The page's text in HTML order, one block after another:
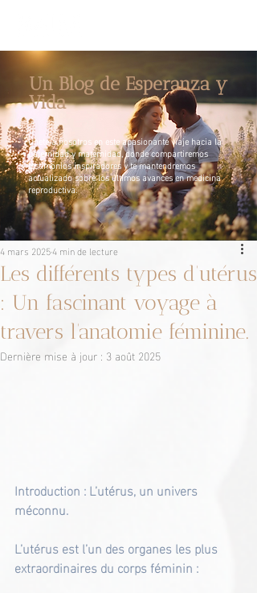
Un Blog de Esperanza y
Vida
Únete a nosotros en este apasionante viaje hacia la
paternidad y maternidad, donde compartiremos
testimonios inspiradores y te mantendremos
actualizado sobre los últimos avances en medicina
reproductiva.
Les différents types d’utérus
: Un fascinant voyage à
travers l’anatomie féminine.
4 mars 20254 min de lecture
Dernière mise à jour : 3 août 2025
Introduction : L’utérus, un univers
méconnu.
L’utérus est l’un des organes les plus
extraordinaires du corps féminin :